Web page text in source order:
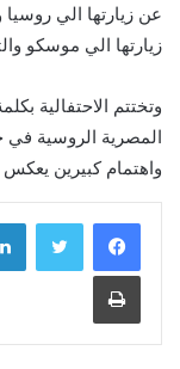
عن زيارتها الي
زيارتها الي موسكو
وتختتم الاحتفالية
المصرية الروسية في
واهتمام كبيرين